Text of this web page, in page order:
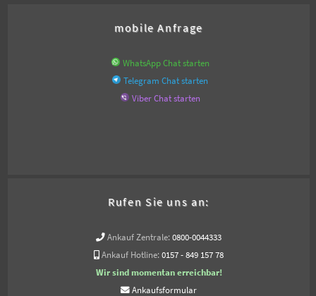
mobile Anfrage
WhatsApp Chat starten
Telegram Chat starten
Viber Chat starten
Rufen Sie uns an:
Ankauf Zentrale: 0800-0044333
Ankauf Hotline: 0157 - 849 157 78
Wir sind momentan erreichbar!
Ankaufsformular